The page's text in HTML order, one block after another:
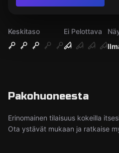
Keskitaso
Ei Pelottava
Pakohuoneesta
Erinomainen tilaisuus kokeilla
Ota ystävät mukaan ja ratkaise